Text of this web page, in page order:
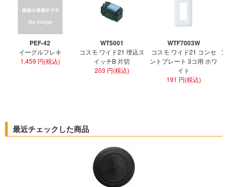
PEF-42
イーグルフレキ
1,459 円(税込)
WT5001
コスモ ワイド21 埋込ス
イッチB 片切
203 円(税込)
WTF7003W
コスモ ワイド21 コンセ
ントプレート 3コ用 ホワ
イト
191 円(税込)
最近チェックした商品